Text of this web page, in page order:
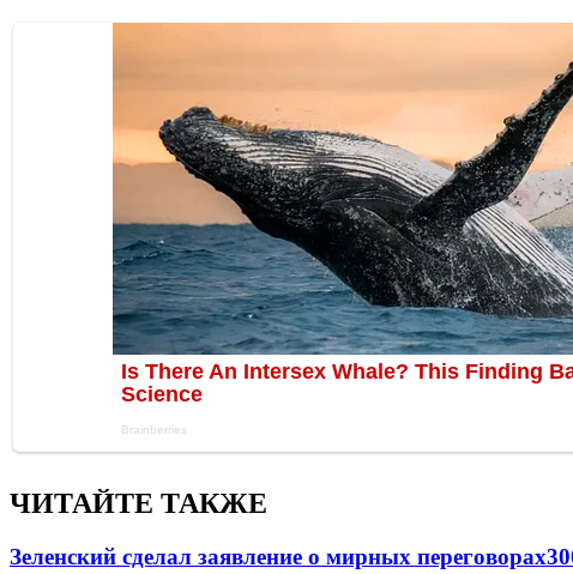
ЧИТАЙТЕ ТАКЖЕ
Зеленский сделал заявление о мирных переговорах